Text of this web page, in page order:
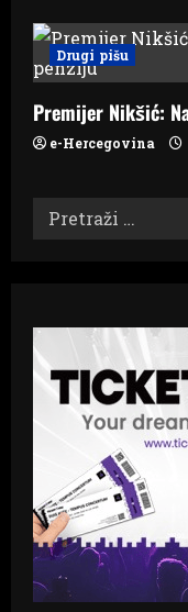
Drugi pišu
Premijer Nikšić:
e-Hercegovina
Pretraži: